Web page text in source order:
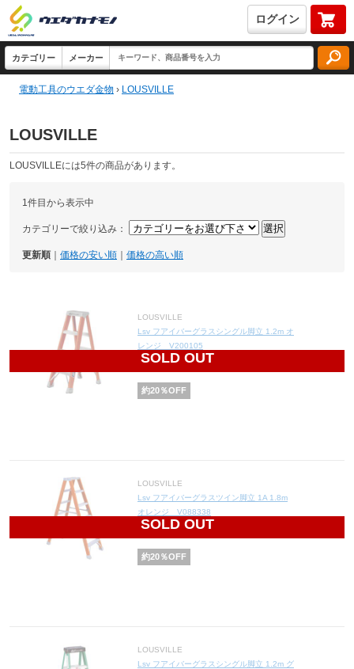
ログイン
電動工具のウエダ金物 › LOUSVILLE
LOUSVILLE
LOUSVILLEには5件の商品があります。
1件目から表示中
カテゴリーで絞り込み：
更新順 価格の安い順 価格の高い順
SOLD OUT
LOUSVILLE
Lsv フアイバーグラスシングル脚立 1.2m オ
レンジ V200105
11,040
約20％OFF
SOLD OUT
LOUSVILLE
Lsv フアイバーグラスツイン脚立 1A 1.8m
オレンジ V088338
22,240
約20％OFF
LOUSVILLE
Lsv フアイバーグラスシングル脚立 1.2m グ